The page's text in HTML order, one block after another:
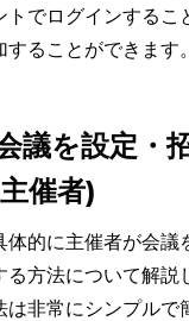
トでログインするこ
ることができます。
を設定・
催者)
体的に主催者が会議
方法について解説
は非常にシンプルで